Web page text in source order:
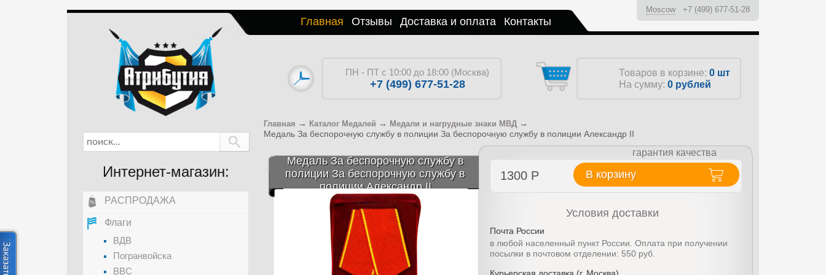
Главная Отзывы Доставка и оплата Контакты
Moscow +7 (499) 677-51-28
ПН - ПТ с 10:00 до 18:00 (Москва)
+7 (499) 677-51-28
Товаров в корзине: 0 шт
На сумму: 0 рублей
Главная → Каталог Медалей → Медали и нагрудные знаки МВД →
Медаль За беспорочную службу в полиции За беспорочную службу в полиции Александр II
Медаль За беспорочную службу в
полиции За беспорочную службу в
полиции Александр II
гарантия качества
1300 Р В корзину
Условия доставки
Почта России
в любой населенный пункт России. Оплата при получении
посылки в почтовом отделении: 550 руб.
Интернет-магазин:
РАСПРОДАЖА
Флаги
ВДВ
Погранвойска
ВВС